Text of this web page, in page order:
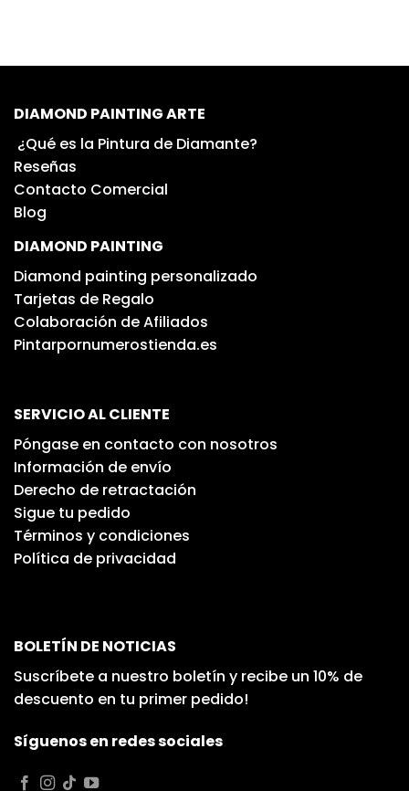
DIAMOND PAINTING ARTE
¿Qué es la Pintura de Diamante?
Reseñas
Contacto Comercial
Blog
DIAMOND PAINTING
Diamond painting personalizado
Tarjetas de Regalo
Colaboración de Afiliados
Pintarpornumerostienda.es
SERVICIO AL CLIENTE
Póngase en contacto con nosotros
Información de envío
Derecho de retractación
Sigue tu pedido
Términos y condiciones
Política de privacidad
BOLETÍN DE NOTICIAS
Suscríbete a nuestro boletín y recibe un 10% de
descuento en tu primer pedido!
Síguenos en redes sociales